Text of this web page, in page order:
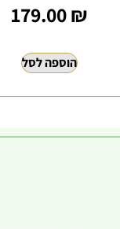
179.00₪
הוספה לסל